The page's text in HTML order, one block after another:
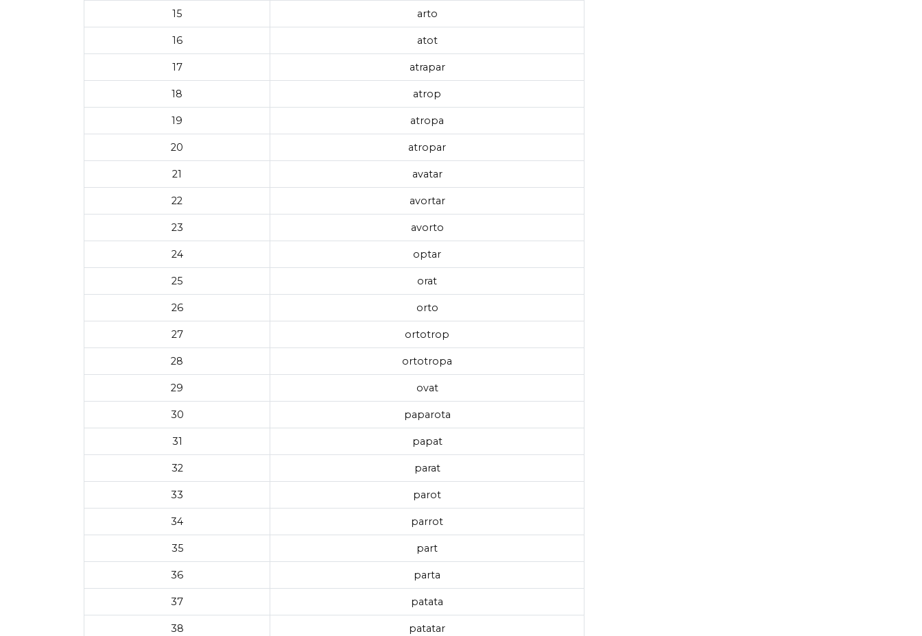
15 arto
16 atot
17 atrapar
18 atrop
19 atropa
20 atropar
21 avatar
22 avortar
23 avorto
24 optar
25 orat
26 orto
27 ortotrop
28 ortotropa
29 ovat
30 paparota
31 papat
32 parat
33 parot
34 parrot
35 part
36 parta
37 patata
38 patatar